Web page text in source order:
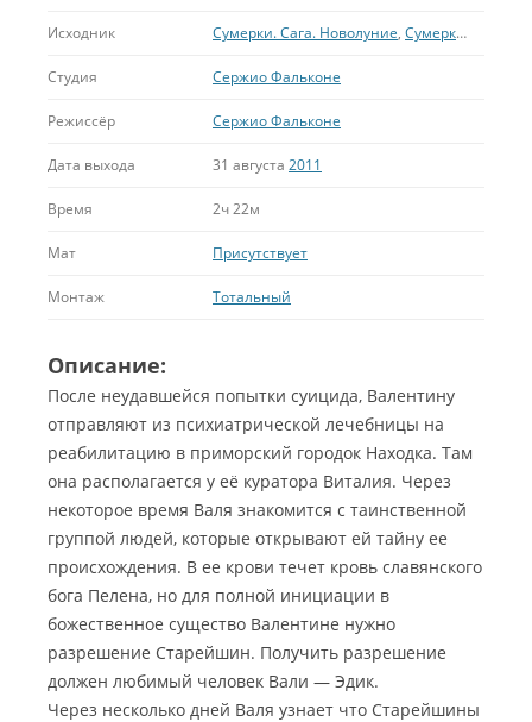
Исходник Сумерки. Сага. Новолуние, Сумерки. Сага. Затмение
Студия Сержио Фальконе
Режиссёр Сержио Фальконе
Дата выхода 31 августа 2011
Время 2ч 22м
Мат Присутствует
Монтаж Тотальный
Описание:
После неудавшейся попытки суицида, Валентину
отправляют из психиатрической лечебницы на
реабилитацию в приморский городок Находка. Там
она располагается у её куратора Виталия. Через
некоторое время Валя знакомится с таинственной
группой людей, которые открывают ей тайну ее
происхождения. В ее крови течет кровь славянского
бога Пелена, но для полной инициации в
божественное существо Валентине нужно
разрешение Старейшин. Получить разрешение
должен любимый человек Вали — Эдик.
Через несколько дней Валя узнает что Старейшины